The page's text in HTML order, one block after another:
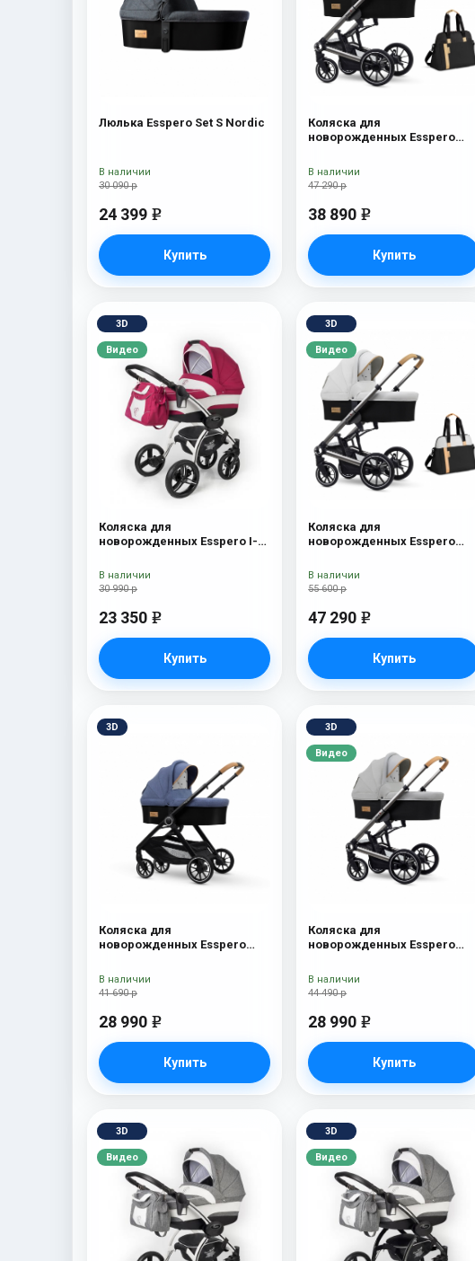
Люлька Esspero Set S Nordic
30 090 р
24 399 e
Купить
В наличии
Коляска для
новорожденных Esspero
47 290 р
38 890 e
Купить
В наличии
3D
Видео
Коляска для
новорожденных Esspero I-
30 990 р
23 350 e
Купить
В наличии
3D
Видео
Коляска для
новорожденных Esspero
55 600 р
47 290 e
Купить
В наличии
3D
Коляска для
новорожденных Esspero
41 690 р
28 990 e
Купить
В наличии
3D
Видео
Коляска для
новорожденных Esspero
44 490 р
28 990 e
Купить
В наличии
3D
Видео
3D
Видео